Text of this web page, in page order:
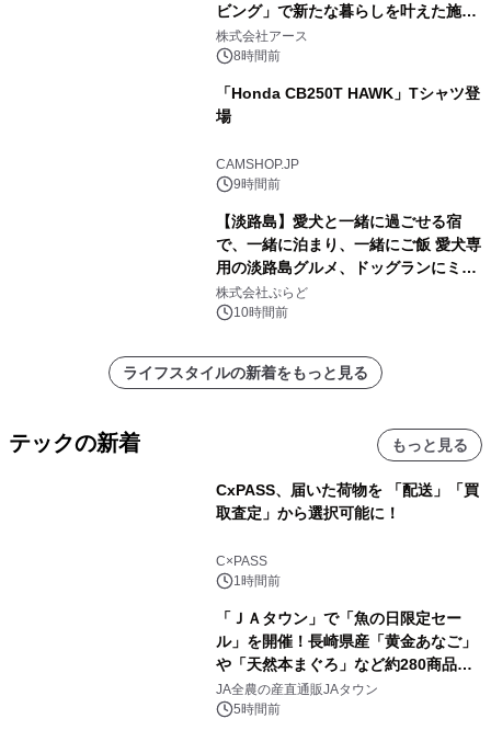
ビング」で新たな暮らしを叶えた施工
事例を株式会社アースが公開
株式会社アース
8時間前
「Honda CB250T HAWK」Tシャツ登
場
CAMSHOP.JP
9時間前
【淡路島】愛犬と一緒に過ごせる宿
で、一緒に泊まり、一緒にご飯 愛犬専
用の淡路島グルメ、ドッグランにミニ
プール グランピングとトレーラーハウ
スの2施設で
株式会社ぷらど
10時間前
ライフスタイルの新着をもっと見る
テックの新着 もっと見る
CxPASS、届いた荷物を 「配送」「買
取査定」から選択可能に！
C×PASS
1時間前
「ＪＡタウン」で「魚の日限定セー
ル」を開催！長崎県産「黄金あなご」
や「天然本まぐろ」など約280商品を
販売！～毎月１０日の定例企画～
JA全農の産直通販JAタウン
5時間前